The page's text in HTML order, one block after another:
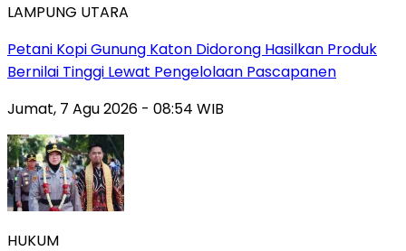
LAMPUNG UTARA
Petani Kopi Gunung Katon Didorong Hasilkan Produk
Bernilai Tinggi Lewat Pengelolaan Pascapanen
Jumat, 7 Agu 2026 - 08:54 WIB
HUKUM